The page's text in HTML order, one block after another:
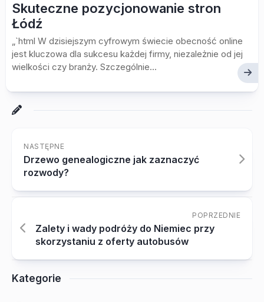
Skuteczne pozycjonowanie stron
Łódź
„`html W dzisiejszym cyfrowym świecie obecność online
jest kluczowa dla sukcesu każdej firmy, niezależnie od jej
wielkości czy branży. Szczególnie...
NASTĘPNE
Drzewo genealogiczne jak zaznaczyć
rozwody?
POPRZEDNIE
Zalety i wady podróży do Niemiec przy
skorzystaniu z oferty autobusów
Kategorie